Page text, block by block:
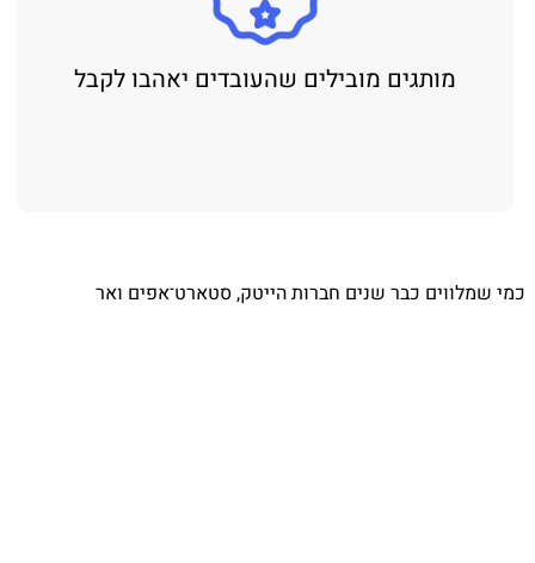
מותגים מובילים שהעובדים יאהבו לקבל
שמלווים כבר שנים חברות הייטק, סטארט־אפים ואר